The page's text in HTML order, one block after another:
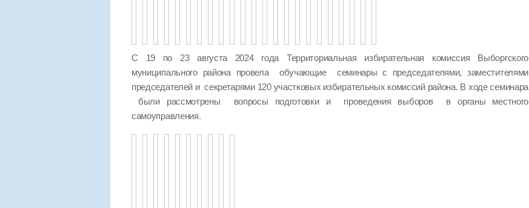
С 19 по 23 августа 2024 года Территориальная избирательная комиссия Выборгского
муниципального района провела обучающие семинары с председателями, заместителями
председателей и секретарями 120 участковых избирательных комиссий района. В ходе семинара
были рассмотрены вопросы подготовки и проведения выборов в органы местного
самоуправления.